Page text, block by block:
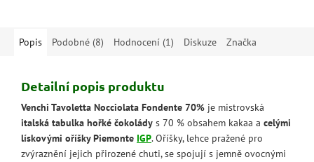
piedmontské...
Popis Podobné (8) Hodnocení (1) Diskuze Značka
Detailní popis produktu
Venchi Tavoletta Nocciolata Fondente 70% je mistrovská
italská tabulka hořké čokolády s 70 % obsahem kakaa a celými
lískovými oříšky Piemonte IGP. Oříšky, lehce pražené pro
zvýraznění jejich přirozené chuti, se spojují s jemně ovocnými